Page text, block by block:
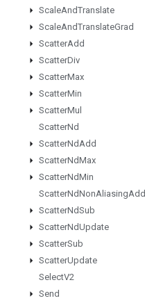
ScaleAndTranslate
ScaleAndTranslateGrad
ScatterAdd
ScatterDiv
ScatterMax
ScatterMin
ScatterMul
ScatterNd
ScatterNdAdd
ScatterNdMax
ScatterNdMin
ScatterNdNonAliasingAdd
ScatterNdSub
ScatterNdUpdate
ScatterSub
ScatterUpdate
SelectV2
Send